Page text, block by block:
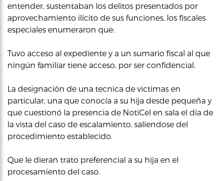
entender, sustentaban los delitos presentados por
aprovechamiento ilícito de sus funciones, los fiscales
especiales enumeraron que:
Tuvo acceso al expediente y a un sumario fiscal al que
ningún familiar tiene acceso, por ser confidencial.
La designación de una tecnica de victimas en
particular, una que conocía a su hija desde pequeña y
que cuestionó la presencia de NotiCel en sala el día de
la vista del caso de escalamiento, saliendose del
procedimiento establecido.
Que le dieran trato preferencial a su hija en el
procesamiento del caso.